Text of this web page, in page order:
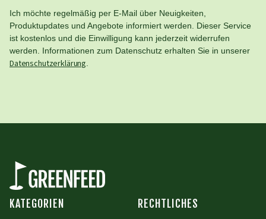
Ich möchte regelmäßig per E-Mail über Neuigkeiten,
Produktupdates und Angebote informiert werden. Dieser Service
ist kostenlos und die Einwilligung kann jederzeit widerrufen
werden. Informationen zum Datenschutz erhalten Sie in unserer
Datenschutzerklärung
KATEGORIEN RECHTLICHES